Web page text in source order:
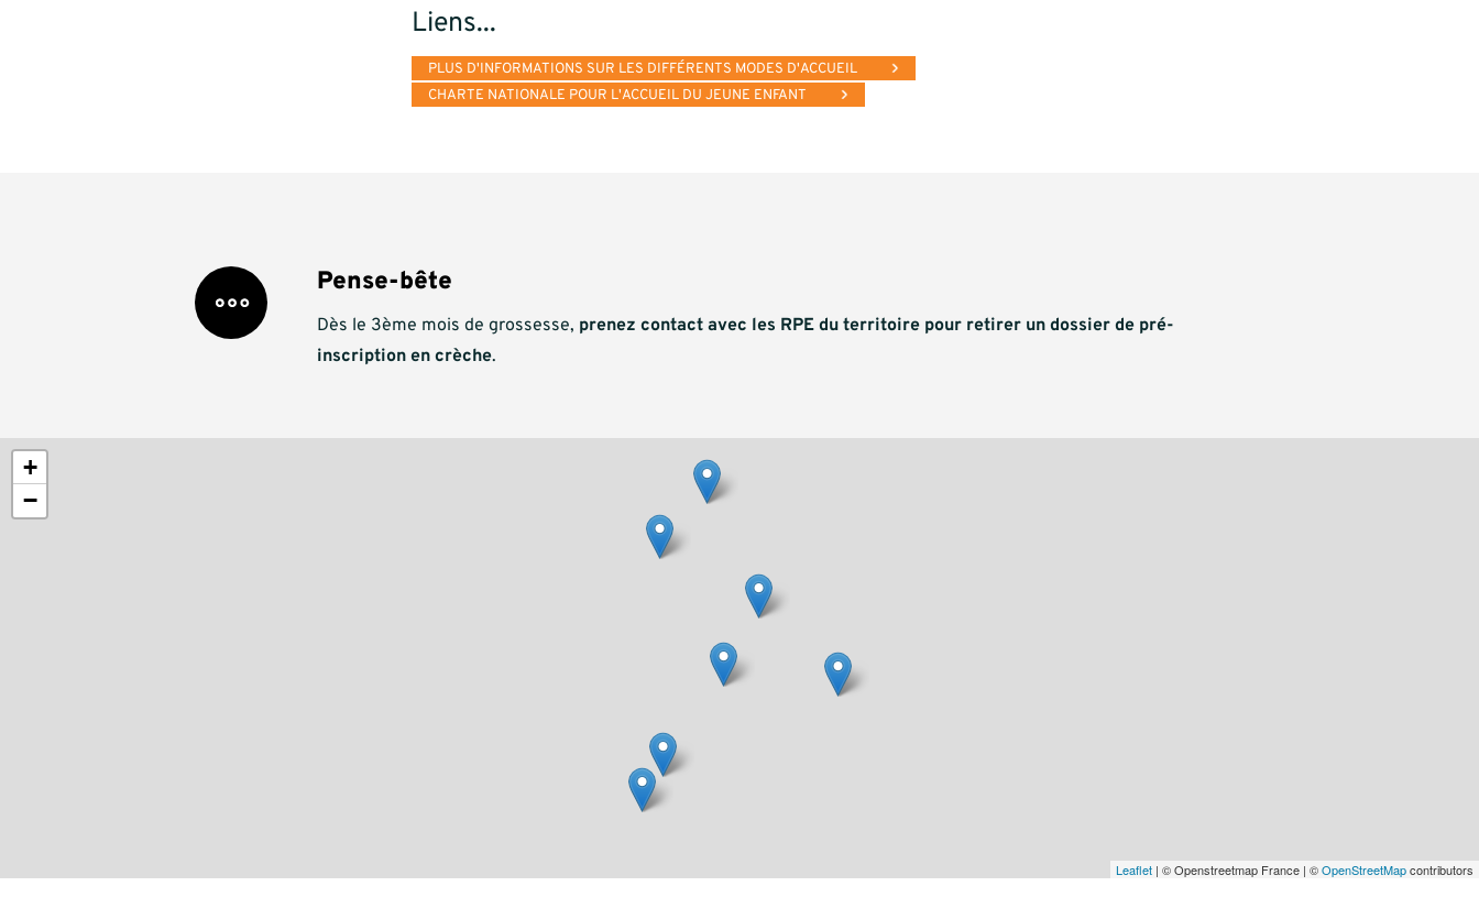
Liens...
PLUS D'INFORMATIONS SUR LES DIFFÉRENTS MODES D'ACCUEIL
CHARTE NATIONALE POUR L'ACCUEIL DU JEUNE ENFANT
Pense-bête
Dès le 3ème mois de grossesse, prenez contact avec les RPE du territoire pour retirer un dossier de pré-
inscription en crèche.
+
−
Leaflet | © Openstreetmap France | ©OpenStreetMapcontributors